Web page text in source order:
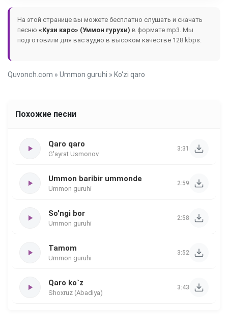
На этой странице вы можете бесплатно слушать и скачать
песню «Кузи каро» (Уммон гурухи) в формате mp3. Мы
подготовили для вас аудио в высоком качестве 128 kbps.
Quvonch.com » Ummon guruhi » Ko'zi qaro
Похожие песни
Qaro qaro
G'ayrat Usmonov
3:31
Ummon baribir ummonde
Ummon guruhi
2:59
So'ngi bor
Ummon guruhi
2:58
Tamom
Ummon guruhi
3:52
Qaro ko`z
Shoxruz (Abadiya)
3:43